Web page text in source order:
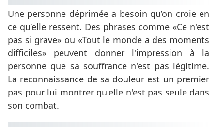
Une personne déprimée a besoin qu’on croie en
ce qu’elle ressent. Des phrases comme
Ce n'est
pas si grave
ou
Tout le monde a des moments
difficiles
peuvent donner l'impression à la
personne que sa souffrance n'est pas légitime.
La reconnaissance de sa douleur est un premier
pas pour lui montrer qu'elle n'est pas seule dans
son combat.